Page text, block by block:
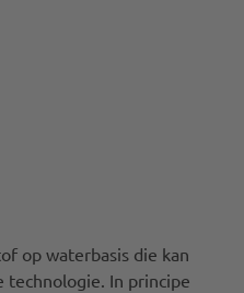
op waterbasis die kan
In principe